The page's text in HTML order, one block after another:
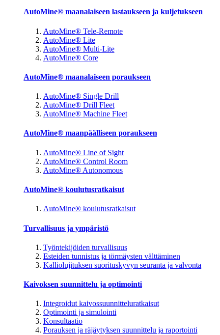
AutoMine® maanalaiseen lastaukseen ja kuljetukseen
AutoMine® Tele-Remote
AutoMine® Lite
AutoMine® Multi-Lite
AutoMine® Core
AutoMine® maanalaiseen poraukseen
AutoMine® Single Drill
AutoMine® Drill Fleet
AutoMine® Machine Fleet
AutoMine® maanpäälliseen poraukseen
AutoMine® Line of Sight
AutoMine® Control Room
AutoMine® Autonomous
AutoMine® koulutusratkaisut
AutoMine® koulutusratkaisut
Turvallisuus ja ympäristö
Työntekijöiden turvallisuus
Esteiden tunnistus ja törmäysten välttäminen
Kalliolujituksen suorituskyvyn seuranta ja valvonta
Kaivoksen suunnittelu ja optimointi
Integroidut kaivossuunnitteluratkaisut
Optimointi ja simulointi
Konsultaatio
Porauksen ja räjäytyksen suunnittelu ja raportointi